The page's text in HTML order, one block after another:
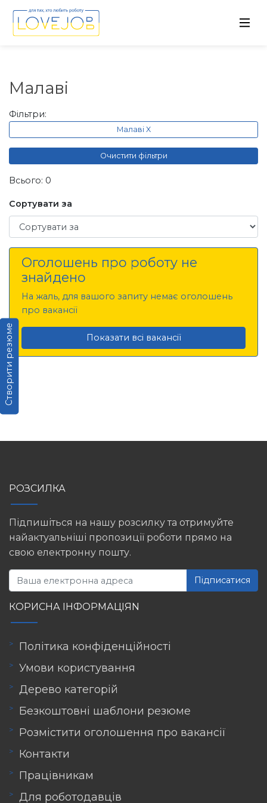
Створити резюме
Малаві
Фільтри:
Малаві X
Очистити фільтри
Всього: 0
Сортувати за
Сортувати за
Оголошень про роботу не
знайдено
На жаль, для вашого запиту немає оголошень
про вакансії
Показати всі вакансії
РОЗСИЛКА
Підпишіться на нашу розсилку та отримуйте
найактуальніші пропозиції роботи прямо на
свою електронну пошту.
Підписатися
КОРИСНА ІНФОРМАЦІЯN
Політика конфіденційності
Умови користування
Дерево категорій
Безкоштовні шаблони резюме
Розмістити оголошення про вакансії
Контакти
Працівникам
Для роботодавців